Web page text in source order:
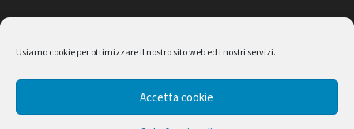
Usiamo cookie per ottimizzare il nostro sito web ed i nostri servizi.
Accetta cookie
2020 © BALDIN srl
P.IVA 01266490240